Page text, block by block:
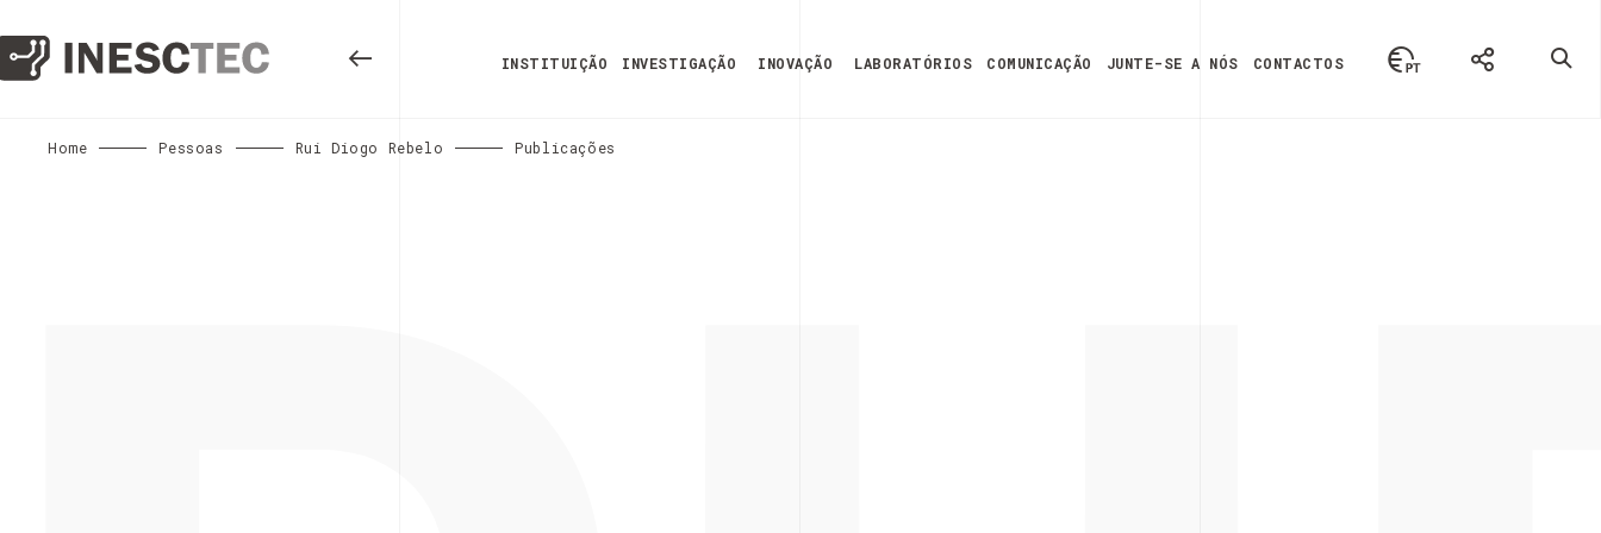
INSTITUIÇÃO INVESTIGAÇÃO INOVAÇÃO LABORATÓRIOS COMUNICAÇÃO JUNTE-SE A NÓS CONTACTOS
Home Pessoas Rui Diogo Rebelo Publicações